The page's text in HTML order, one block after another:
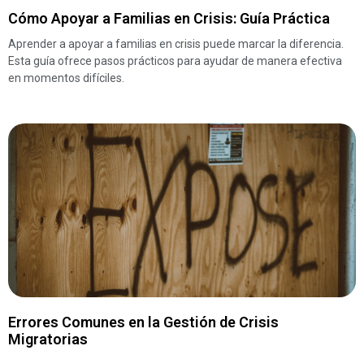
Cómo Apoyar a Familias en Crisis: Guía Práctica
Aprender a apoyar a familias en crisis puede marcar la diferencia.
Esta guía ofrece pasos prácticos para ayudar de manera efectiva
en momentos difíciles.
Errores Comunes en la Gestión de Crisis
Migratorias